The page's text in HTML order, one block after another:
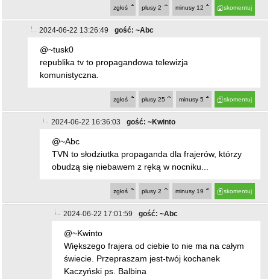
skomentuj
minusy 12
plusy 2
zgłoś
2024-06-22 13:26:49 gość: ~Abc
@~tusk0
republika tv to propagandowa telewizja
komunistyczna.
skomentuj
minusy 5
plusy 25
zgłoś
2024-06-22 16:36:03 gość: ~Kwinto
@~Abc
TVN to słodziutka propaganda dla frajerów, którzy
obudzą się niebawem z ręką w nocniku...
skomentuj
minusy 19
plusy 2
zgłoś
2024-06-22 17:01:59 gość: ~Abc
@~Kwinto
Większego frajera od ciebie to nie ma na całym
świecie. Przepraszam jest-twój kochanek
Kaczyński ps. Balbina